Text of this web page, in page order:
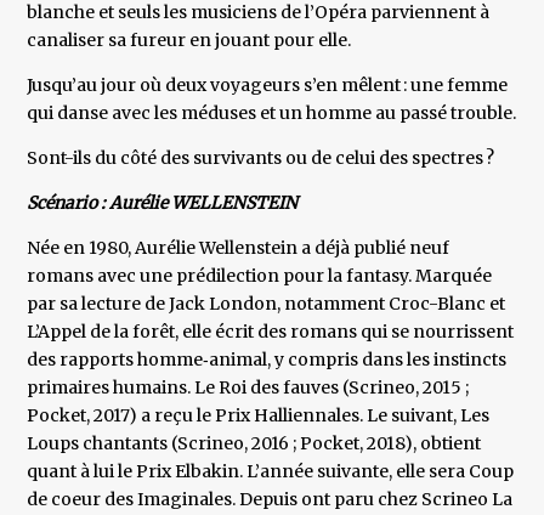
blanche et seuls les musiciens de l’Opéra parviennent à
canaliser sa fureur en jouant pour elle.
Jusqu’au jour où deux voyageurs s’en mêlent : une femme
qui danse avec les méduses et un homme au passé trouble.
Sont-ils du côté des survivants ou de celui des spectres ?
Scénario : Aurélie WELLENSTEIN
Née en 1980, Aurélie Wellenstein a déjà publié neuf
romans avec une prédilection pour la fantasy. Marquée
par sa lecture de Jack London, notamment Croc-Blanc et
L’Appel de la forêt, elle écrit des romans qui se nourrissent
des rapports homme‑animal, y compris dans les instincts
primaires humains. Le Roi des fauves (Scrineo, 2015 ;
Pocket, 2017) a reçu le Prix Halliennales. Le suivant, Les
Loups chantants (Scrineo, 2016 ; Pocket, 2018), obtient
quant à lui le Prix Elbakin. L’année suivante, elle sera Coup
de coeur des Imaginales. Depuis ont paru chez Scrineo La